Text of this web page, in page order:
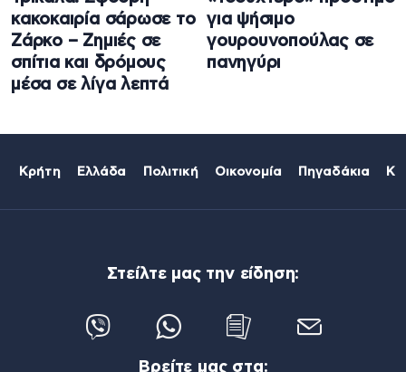
κακοκαιρία σάρωσε το
Ζάρκο – Ζημιές σε
σπίτια και δρόμους
μέσα σε λίγα λεπτά
για ψήσιμο
γουρουνοπούλας σε
πανηγύρι
Κρήτη Ελλάδα Πολιτική Οικονομία Πηγαδάκια
Στείλτε μας την είδηση:
Βρείτε μας στα: